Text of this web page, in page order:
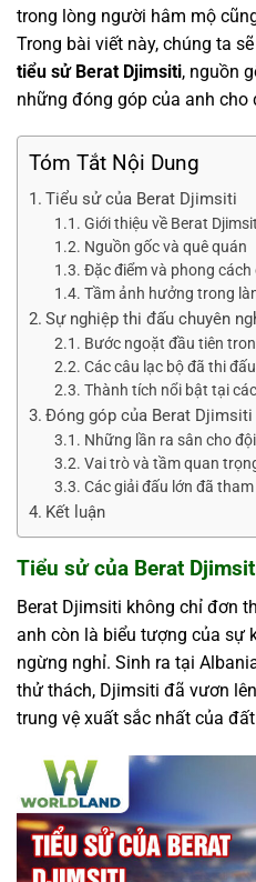
trong lòng người hâm mộ
Trong bài viết này, chúng ta
tiểu sử Berat Djimsiti, nguồn
những đóng góp của anh cho
Tóm Tắt Nội Dung
Tiểu sử của Berat Djimsiti
Giới thiệu về Berat
Nguồn gốc và quê quán
Đặc điểm và phong cách
Tầm ảnh hưởng trong
Sự nghiệp thi đấu chuyên
Bước ngoặt đầu tiên
Các câu lạc bộ đã thi đấu
Thành tích nổi bật tại
Đóng góp của Berat
Những lần ra sân cho
Vai trò và tầm quan
Các giải đấu lớn đã tham
Kết luận
Tiểu sử của Berat
Berat Djimsiti không chỉ đơn
anh còn là biểu tượng của sự
ngừng nghỉ. Sinh ra tại
thử thách, Djimsiti đã vươn
trung vệ xuất sắc nhất của